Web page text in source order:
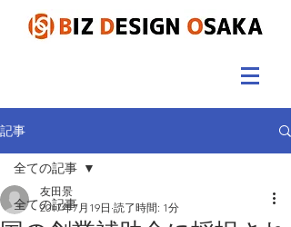
記事
全ての記事
全ての記事
友田景
2017年7月19日 読了時間: 1分